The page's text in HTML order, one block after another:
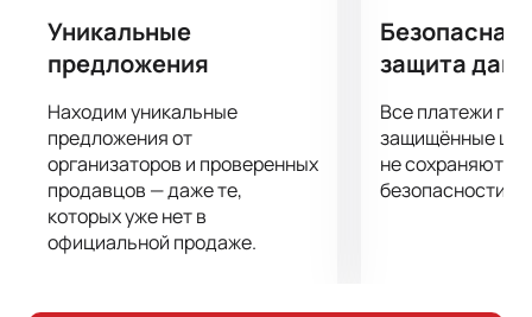
Уникальные
предложения
Находим уникальные
предложения от
организаторов и проверенных
продавцов — даже те,
которых уже нет в
официальной продаже.
Безопасная
защита
Все платежи
защищённые
не сохраняются
безопасности.